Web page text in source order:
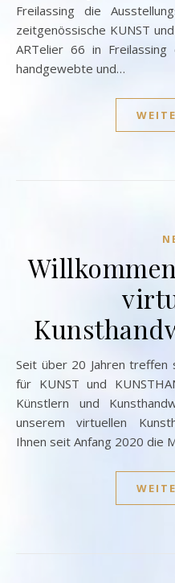
Freilassing die
zeitgenössische KUNST
ARTelier 66 in
handgewebte und…
Seit über 20 Jahren treffen sich bei KreARTiv, dem Forum
für KUNST und
Künstlern und
unserem virtuellen
Ihnen seit Anfang 2020 die